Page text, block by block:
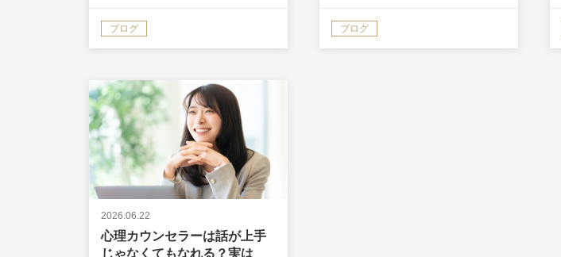
き）です。 20年間、うつ・パニッ
ク障害や人間関係の悩みを乗り越
びは何…
ブログ
き）です。 20年間、うつ・パニッ
ク障害や人間関係の悩みを乗り越
ブログ
2026.06.22
心理カウンセラーは話が上手
じゃなくてもなれる？実は